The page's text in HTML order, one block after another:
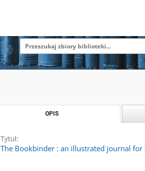
OPIS
Tytuł:
The Bookbinder : an illustrated journal